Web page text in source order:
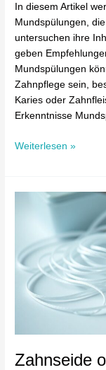
In diesem Artikel
Mundspülungen,
untersuchen ihre
geben
Mundspülungen
Zahnpflege sein,
Karies oder
Erkenntnisse
Weiterlesen »
Zahnseide
Zahnseide
Interdentalbürsten?